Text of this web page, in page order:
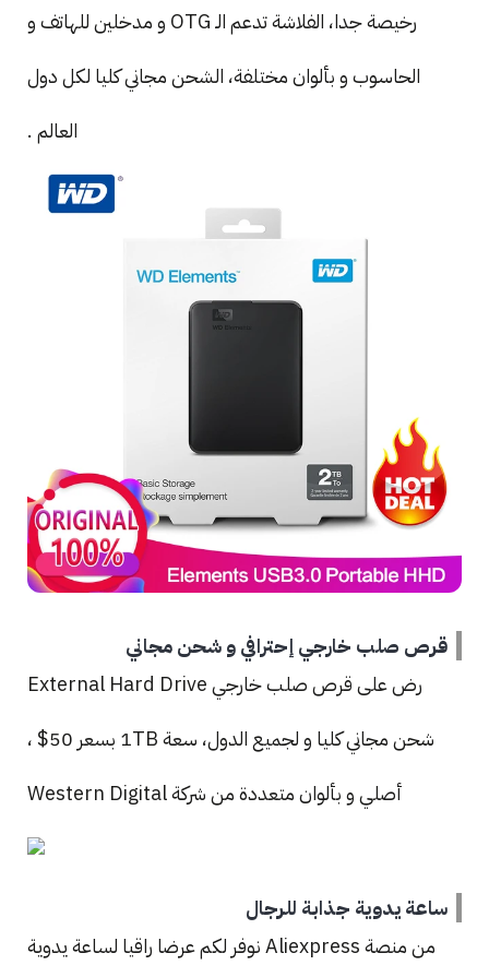
رخيصة جدا، الفلاشة تدعم الـ OTG و مدخلين للهاتف و
الحاسوب و بألوان مختلفة، الشحن مجاني كليا لكل دول
العالم .
قرص صلب خارجي إحترافي و شحن مجاني
رض على قرص صلب خارجي External Hard Drive
شحن مجاني كليا و لجميع الدول، سعة 1TB بسعر 50$ ،
أصلي و بألوان متعددة من شركة Western Digital
ساعة يدوية جذابة للرجال
من منصة Aliexpress نوفر لكم عرضا راقيا لساعة يدوية